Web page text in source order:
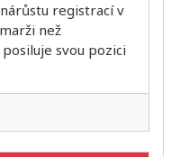
registrací v
než
svou pozici